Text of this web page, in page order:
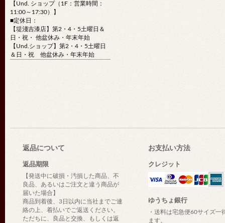
【Und. ショップ（1F：営業時間：
11:00～17:30）】
■定休日：
【堤淺吉漆店】第2・4・5土曜日＆
日・祝・ 他盆休み・年末年始
【Und.ショップ】第2・4・5土曜日
＆日・祝 他盆休み・年末年始
返品について
返品期限
【発送中に破損・汚損した商品、不
良品、あるいはご注文と違う商品が
届いた場合】
商品到着後、3日以内に当社までご連
絡の上、着払いでご返送ください。
ただちに、良品と交換、もしくは返
お支払い方法
クレジット
ゆうちょ銀行
・送料は宅急便60サイズ一
ます。